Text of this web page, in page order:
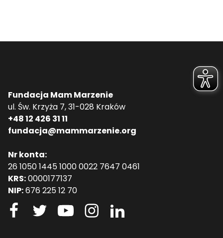
Fundacja Mam Marzenie
ul. Św. Krzyża 7, 31-028 Kraków
+48 12 426 31 11
fundacja@mammarzenie.org
Nr konta:
26 1050 1445 1000 0022 7647 0461
KRS:0000177137
NIP:676 225 12 70